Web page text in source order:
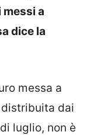
a
dice la
messa a
distribuita dai
luglio, non è